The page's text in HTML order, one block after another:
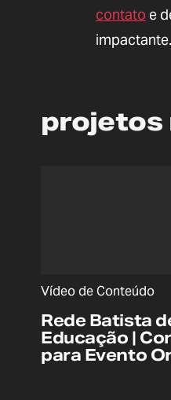
contato e
impactante.
projetos
Rede Batista
Educação |
para Evento
Vídeo de Conteúdo